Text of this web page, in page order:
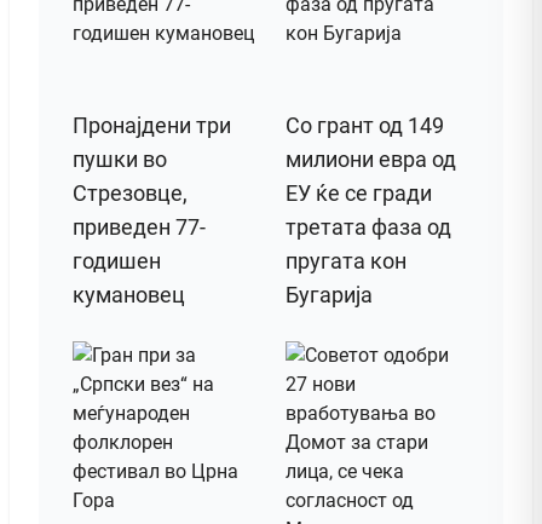
Пронајдени три
пушки во
Стрезовце,
приведен 77-
годишен
кумановец
Со грант од 149
милиони евра од
ЕУ ќе се гради
третата фаза од
пругата кон
Бугарија